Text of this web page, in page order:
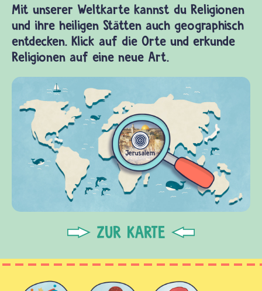
Mit unserer Weltkarte kannst du Religionen
und ihre heiligen Stätten auch geographisch
entdecken. Klick auf die Orte und erkunde
Religionen auf eine neue Art.
ZUR KARTE